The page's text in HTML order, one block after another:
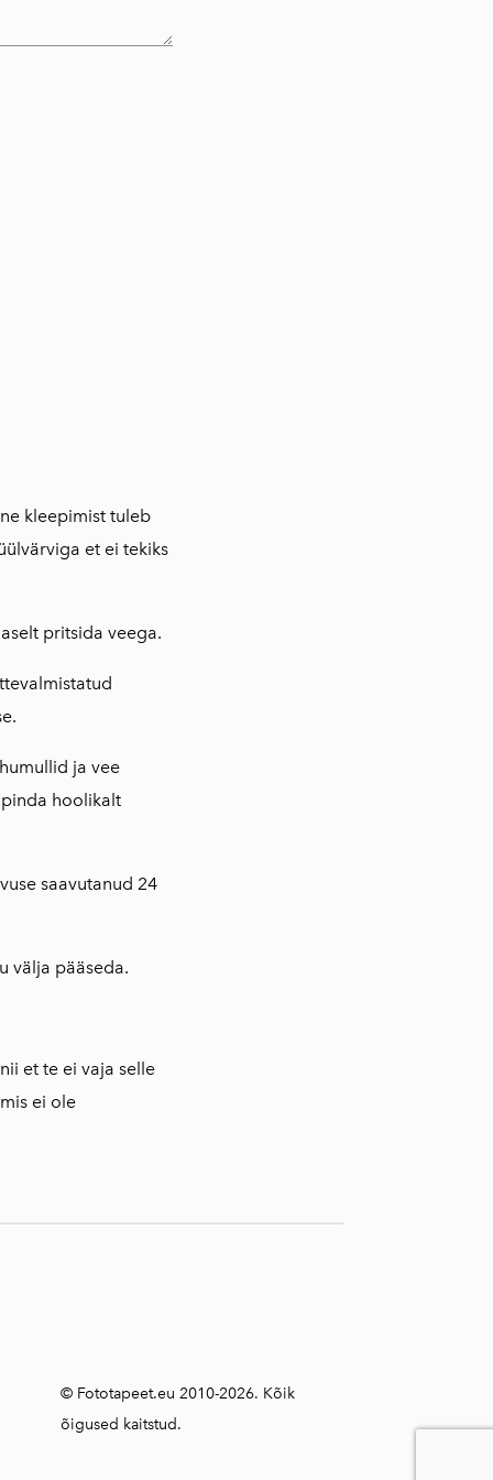
kleepimist tuleb
et ei tekiks
pritsida veega.
ja vee
hoolikalt
saavutanud 24
välja pääseda.
et te ei vaja selle
ei ole
© Fototapeet.eu 2010-2026. Kõik
õigused kaitstud.